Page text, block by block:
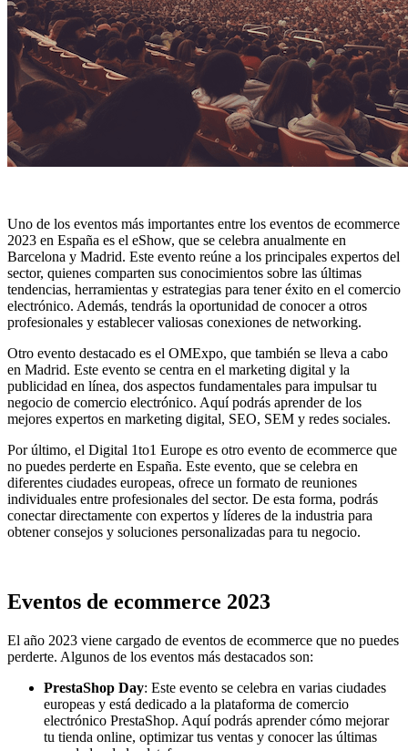
Uno de los eventos más importantes entre los eventos de ecommerce
2023 en España es el eShow, que se celebra anualmente en
Barcelona y Madrid. Este evento reúne a los principales expertos del
sector, quienes comparten sus conocimientos sobre las últimas
tendencias, herramientas y estrategias para tener éxito en el comercio
electrónico. Además, tendrás la oportunidad de conocer a otros
profesionales y establecer valiosas conexiones de networking.
Otro evento destacado es el OMExpo, que también se lleva a cabo
en Madrid. Este evento se centra en el marketing digital y la
publicidad en línea, dos aspectos fundamentales para impulsar tu
negocio de comercio electrónico. Aquí podrás aprender de los
mejores expertos en marketing digital, SEO, SEM y redes sociales.
Por último, el Digital 1to1 Europe es otro evento de ecommerce que
no puedes perderte en España. Este evento, que se celebra en
diferentes ciudades europeas, ofrece un formato de reuniones
individuales entre profesionales del sector. De esta forma, podrás
conectar directamente con expertos y líderes de la industria para
obtener consejos y soluciones personalizadas para tu negocio.
Eventos de ecommerce 2023
El año 2023 viene cargado de eventos de ecommerce que no puedes
perderte. Algunos de los eventos más destacados son:
PrestaShop Day: Este evento se celebra en varias ciudades
europeas y está dedicado a la plataforma de comercio
electrónico PrestaShop. Aquí podrás aprender cómo mejorar
tu tienda online, optimizar tus ventas y conocer las últimas